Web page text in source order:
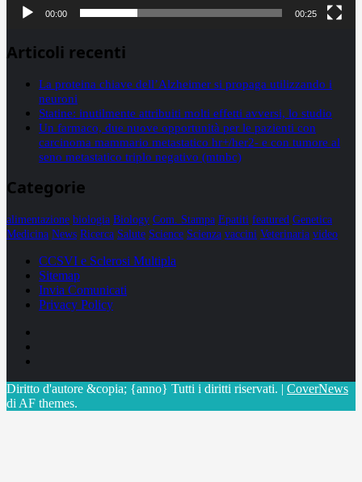
00:00 00:25
Articoli recenti
La proteina chiave dell’Alzheimer si propaga utilizzando i
neuroni
Statine: inutilmente attribuiti molti effetti avversi, lo studio
Un farmaco, due nuove opportunità per le pazienti con
carcinoma mammario metastatico hr+/her2- e con tumore al
seno metastatico triplo negativo (mtnbc)
Categorie
alimentazione biologia Biology Com. Stampa Epatiti featured Genetica
Medicina News Ricerca Salute Science Scienza vaccini Veterinaria video
CCSVI e Sclerosi Multipla
Sitemap
Invia Comunicati
Privacy Policy
Diritto d'autore &copia; {anno} Tutti i diritti riservati. | CoverNews
di AF themes.